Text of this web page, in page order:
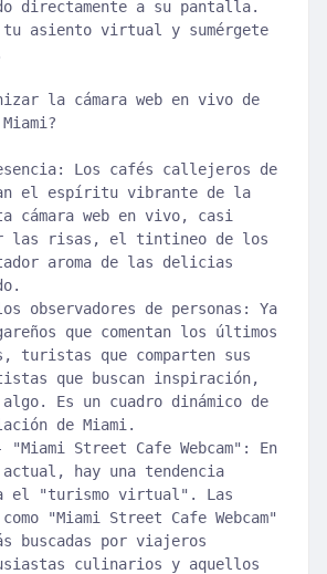
directamente a su pantalla.
tu asiento virtual y sumérgete
la cámara web en vivo de
Los cafés callejeros de
el espíritu vibrante de la
cámara web en vivo, casi
las risas, el tintineo de los
aroma de las delicias
observadores de personas: Ya
que comentan los últimos
turistas que comparten sus
que buscan inspiración,
algo. Es un cuadro dinámico de
de Miami.
Street Cafe Webcam": En
hay una tendencia
el "turismo virtual". Las
"Miami Street Cafe Webcam"
buscadas por viajeros
culinarios y aquellos